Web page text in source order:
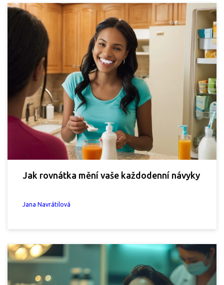
Jak rovnátka mění vaše každodenní návyky
Jana Navrátilová